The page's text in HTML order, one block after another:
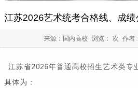
江苏2026艺术统考合格线、成绩
来源：国内高校 浏览： 次 作者
江苏省2026年普通高校招生艺术类专
具体为：